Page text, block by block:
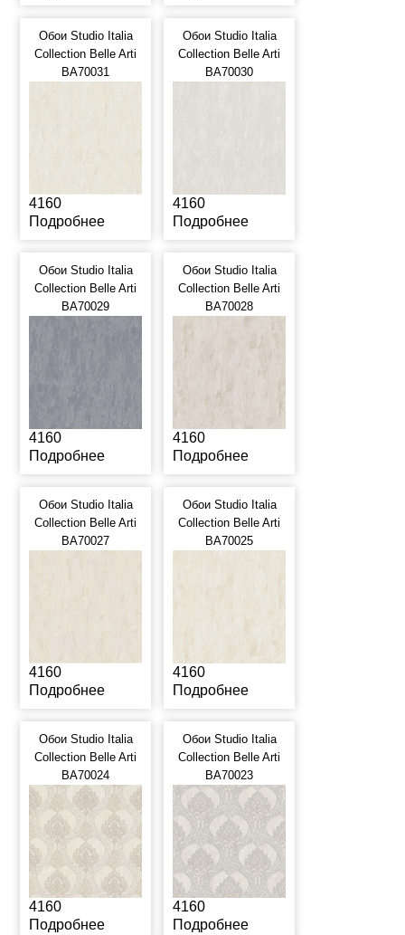
Обои Studio Italia
Collection Belle Arti
BA70031
4160
Подробнее
Обои Studio Italia
Collection Belle Arti
BA70030
4160
Подробнее
Обои Studio Italia
Collection Belle Arti
BA70029
4160
Подробнее
Обои Studio Italia
Collection Belle Arti
BA70028
4160
Подробнее
Обои Studio Italia
Collection Belle Arti
BA70027
4160
Подробнее
Обои Studio Italia
Collection Belle Arti
BA70025
4160
Подробнее
Обои Studio Italia
Collection Belle Arti
BA70024
4160
Подробнее
Обои Studio Italia
Collection Belle Arti
BA70023
4160
Подробнее